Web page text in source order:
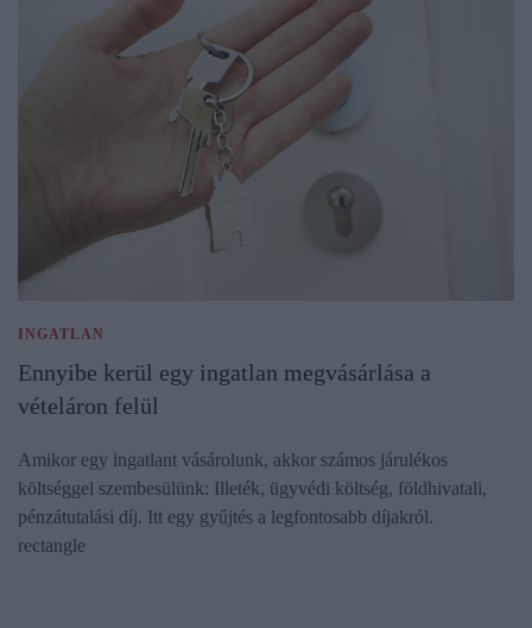
INGATLAN
Ennyibe kerül egy ingatlan megvásárlása a
vételáron felül
Amikor egy ingatlant vásárolunk, akkor számos járulékos
költséggel szembesülünk: Illeték, ügyvédi költség, földhivatali,
pénzátutalási díj. Itt egy gyűjtés a legfontosabb díjakról.
rectangle